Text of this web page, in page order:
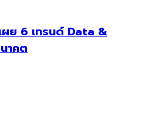
ย 6 เทรนด์ Data &
าคต